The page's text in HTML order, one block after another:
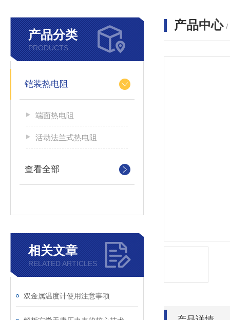
产品分类
PRODUCTS
铠装热电阻
端面热电阻
活动法兰式热电阻
查看全部
相关文章
RELATED ARTICLES
双金属温度计使用注意事项
产品中心 /